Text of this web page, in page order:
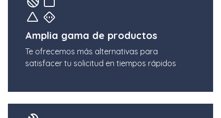
Amplia gama de productos
Te ofrecemos más alternativas para
satisfacer tu solicitud en tiempos rápidos